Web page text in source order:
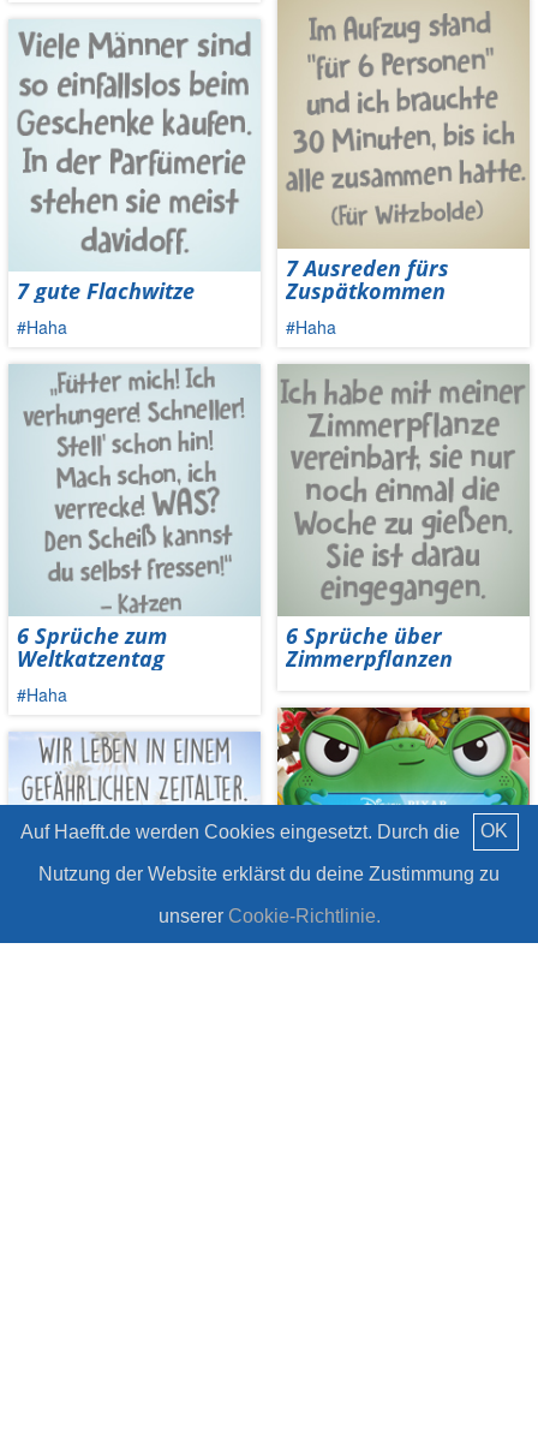
7 gute Flachwitze
#Haha
6 Sprüche zum
Weltkatzentag
#Haha
7 Ausreden fürs
Zuspätkommen
#Haha
6 Sprüche über
Zimmerpflanzen
OK
Auf Haefft.de werden Cookies eingesetzt. Durch die
Nutzung der Website erklärst du deine Zustimmung zu
unserer Cookie-Richtlinie.